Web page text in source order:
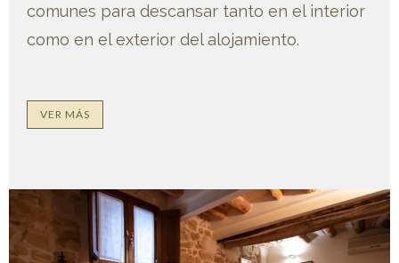
comunes para descansar tanto en el interior
como en el exterior del alojamiento.
VER MÁS